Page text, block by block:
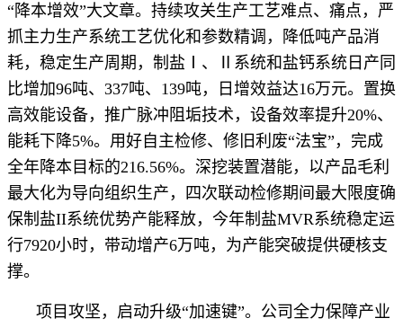
“降本增效”大文章。持续攻关生产工艺难点、痛点，严
抓主力生产系统工艺优化和参数精调，降低吨产品消
耗，稳定生产周期，制盐Ⅰ、Ⅱ系统和盐钙系统日产同
比增加96吨、337吨、139吨，日增效益达16万元。置换
高效能设备，推广脉冲阻垢技术，设备效率提升20%、
能耗下降5%。用好自主检修、修旧利废“法宝”，完成
全年降本目标的216.56%。深挖装置潜能，以产品毛利
最大化为导向组织生产，四次联动检修期间最大限度确
保制盐II系统优势产能释放，今年制盐MVR系统稳定运
行7920小时，带动增产6万吨，为产能突破提供硬核支
撑。
项目攻坚，启动升级“加速键”。公司全力保障产业